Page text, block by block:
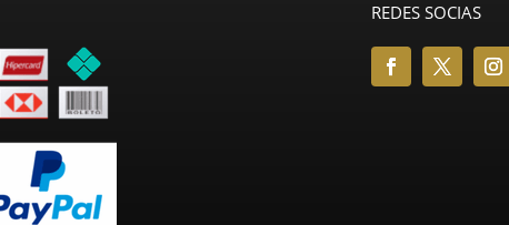
REDES SOCIAS